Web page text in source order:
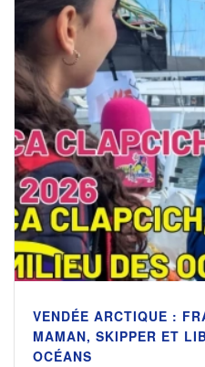
VENDÉE ARCTIQUE :
MAMAN, SKIPPER ET
OCÉANS